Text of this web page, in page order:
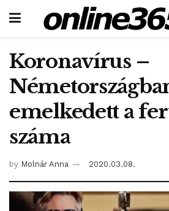
Koronavírus –
emelkedett a
száma
by Molnár Anna 2020.03.08.